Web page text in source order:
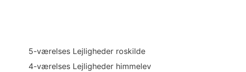
5-værelses Lejligheder roskilde
4-værelses Lejligheder himmelev